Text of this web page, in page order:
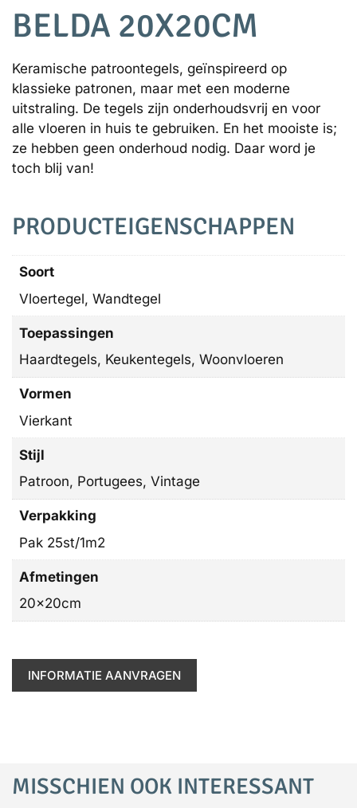
BELDA 20X20CM
Keramische patroontegels, geïnspireerd op
klassieke patronen, maar met een moderne
uitstraling. De tegels zijn onderhoudsvrij en voor
alle vloeren in huis te gebruiken. En het mooiste is;
ze hebben geen onderhoud nodig. Daar word je
toch blij van!
PRODUCTEIGENSCHAPPEN
Soort
Vloertegel, Wandtegel
Toepassingen
Haardtegels, Keukentegels, Woonvloeren
Vormen
Vierkant
Stijl
Patroon, Portugees, Vintage
Verpakking
Pak 25st/1m2
Afmetingen
20x20cm
INFORMATIE AANVRAGEN
MISSCHIEN OOK INTERESSANT